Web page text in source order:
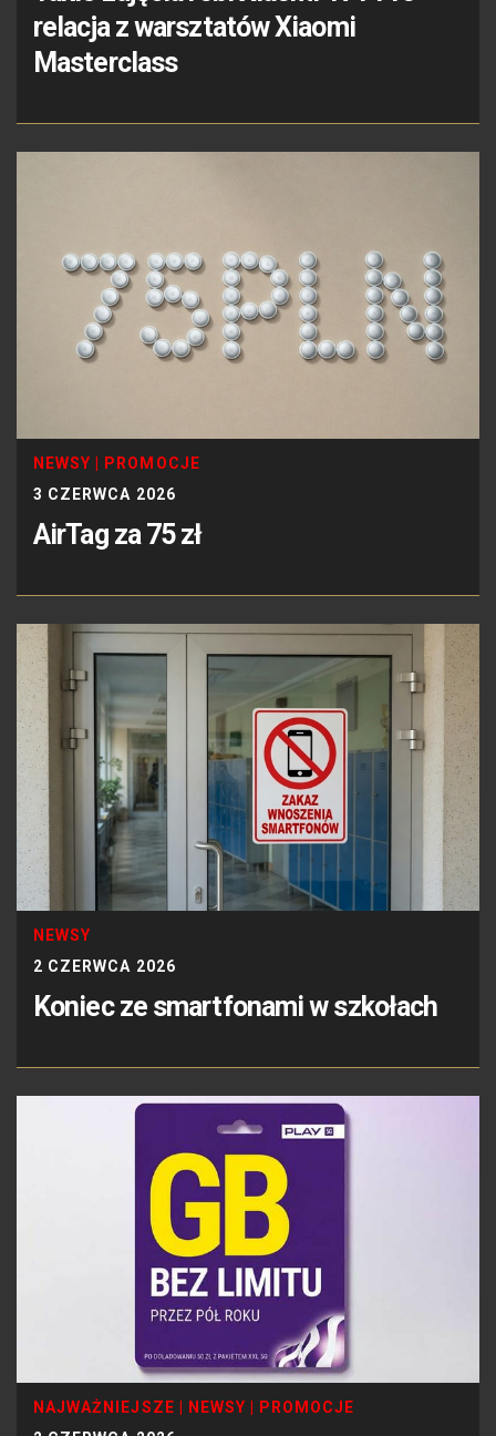
relacja z warsztatów Xiaomi
Masterclass
NEWSY
PROMOCJE
3 CZERWCA 2026
AirTag za 75 zł
NEWSY
2 CZERWCA 2026
Koniec ze smartfonami w szkołach
NAJWAŻNIEJSZE NEWSY
PROMOCJE